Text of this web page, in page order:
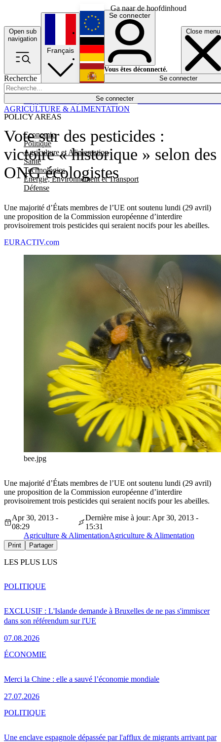
Ga naar de hoofdinhoud
Open sub
navigation
Close menu
Recherche
Se connecter
POLICY AREAS
Economie
Politique
Agriculture et Alimentation
Santé
Technologies
Energie, Environnement et Transport
Défense
Économie
Français
English
Deutsch
Español
Se connecter
Vous êtes déconnecté.
Se connecter
Vote sur des pesticides :
victoire « historique » selon des
ONG écologistes
Une majorité d’États membres de l’UE ont soutenu lundi (29 avril)
une proposition de la Commission européenne d’interdire
provisoirement trois pesticides qui seraient nocifs pour les abeilles.
AGRICULTURE & ALIMENTATION
EURACTIV.com
bee.jpg
Une majorité d’États membres de l’UE ont soutenu lundi (29 avril)
une proposition de la Commission européenne d’interdire
provisoirement trois pesticides qui seraient nocifs pour les abeilles.
Apr 30, 2013 -
08:29
Dernière mise à jour: Apr 30, 2013 -
15:31
Agriculture & AlimentationAgriculture & Alimentation
Print Partager
LES PLUS LUS
EXCLUSIF : L'Islande demande à Bruxelles de ne pas s'immiscer
dans son référendum sur l'UE
07.08.2026
POLITIQUE
Merci la Chine : elle a sauvé l’économie mondiale
27.07.2026
ÉCONOMIE
Une enclave espagnole dépassée par l'afflux de migrants arrivant par
POLITIQUE